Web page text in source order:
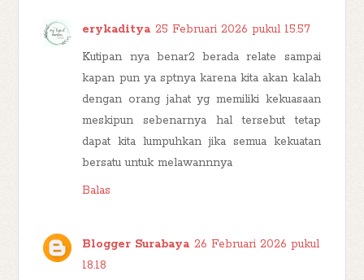
erykaditya 25 Februari 2026 pukul 15.57
Kutipan nya benar2 berada relate sampai
kapan pun ya sptnya karena kita akan kalah
dengan orang jahat yg memiliki kekuasaan
meskipun sebenarnya hal tersebut tetap
dapat kita lumpuhkan jika semua kekuatan
bersatu untuk melawannnya
Balas
Blogger Surabaya 26 Februari 2026 pukul
18.18